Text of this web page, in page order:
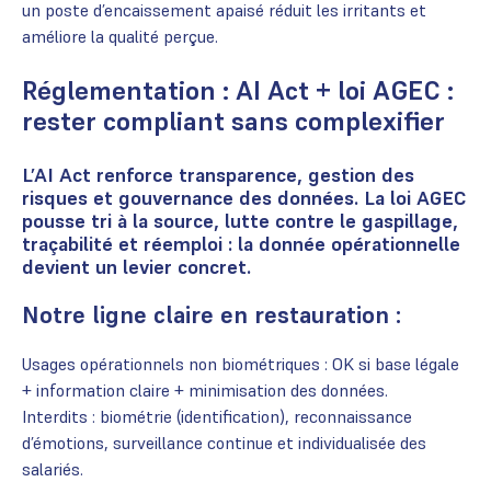
un poste d’encaissement apaisé réduit les irritants et
améliore la qualité perçue.
Réglementation : AI Act + loi AGEC :
rester compliant sans complexifier
L’AI Act renforce transparence, gestion des
risques et gouvernance des données. La loi AGEC
pousse tri à la source, lutte contre le gaspillage,
traçabilité et réemploi : la donnée opérationnelle
devient un levier concret.
Notre ligne claire en restauration :
Usages opérationnels non biométriques : OK si base légale
+ information claire + minimisation des données.
Interdits : biométrie (identification), reconnaissance
d’émotions, surveillance continue et individualisée des
salariés.